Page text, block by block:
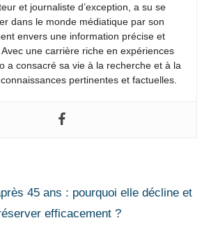
et journaliste d’exception, a su se
dans le monde médiatique par son
envers une information précise et
une carrière riche en expériences
a consacré sa vie à la recherche et à la
pertinentes et factuelles.
45 ans : pourquoi elle décline et
efficacement ?